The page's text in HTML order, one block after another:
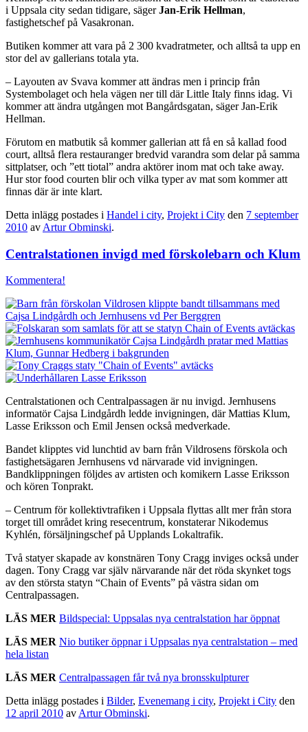
i Uppsala city sedan tidigare, sägerJan-Erik Hellman,
fastighetschef på Vasakronan.
Butiken kommer att vara på 2 300 kvadratmeter, och alltså ta upp en
stor del av gallerians totala yta.
– Layouten av Svava kommer att ändras men i princip från
Systembolaget och hela vägen ner till där Little Italy finns idag. Vi
kommer att ändra utgången mot Bangårdsgatan, säger Jan-Erik
Hellman.
Förutom en matbutik så kommer gallerian att få en så kallad food
court, alltså flera restauranger bredvid varandra som delar på samma
sittplatser, och ”ett tiotal” andra aktörer inom mat och take away.
Hur stor food courten blir och vilka typer av mat som kommer att
finnas där är inte klart.
Detta inlägg postades i Handel i city, Projekt i City den 7 september
2010 av Artur Obminski.
Centralstationen invigd med förskolebarn och Klum
Kommentera!
Centralstationen och Centralpassagen är nu invigd. Jernhusens
informatör Cajsa Lindgårdh ledde invigningen, där Mattias Klum,
Lasse Eriksson och Emil Jensen också medverkade.
Bandet klipptes vid lunchtid av barn från Vildrosens förskola och
fastighetsägaren Jernhusens vd närvarade vid invigningen.
Bandklippningen följdes av artisten och komikern Lasse Eriksson
och kören Tonprakt.
– Centrum för kollektivtrafiken i Uppsala flyttas allt mer från stora
torget till området kring resecentrum, konstaterar Nikodemus
Kyhlén, försäljningschef på Upplands Lokaltrafik.
Två statyer skapade av konstnären Tony Cragg inviges också under
dagen. Tony Cragg var själv närvarande när det röda skynket togs
av den största statyn “Chain of Events” på västra sidan om
Centralpassagen.
LÄS MER Bildspecial: Uppsalas nya centralstation har öppnat
LÄS MER Nio butiker öppnar i Uppsalas nya centralstation – med
hela listan
LÄS MER Centralpassagen får två nya bronsskulpturer
Detta inlägg postades i Bilder, Evenemang i city, Projekt i City den
12 april 2010 av Artur Obminski.